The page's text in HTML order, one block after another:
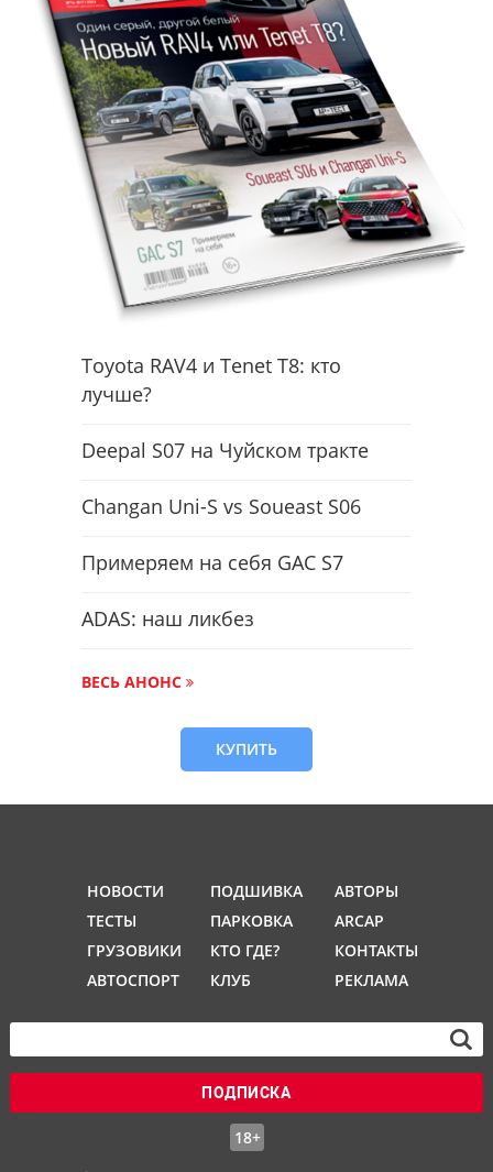
Toyota RAV4 и Tenet T8: кто
лучше?
Deepal S07 на Чуйском тракте
Changan Uni-S vs Soueast S06
Примеряем на себя GAC S7
ADAS: наш ликбез
ВЕСЬ АНОНС
КУПИТЬ
НОВОСТИ
ТЕСТЫ
ГРУЗОВИКИ
АВТОСПОРТ
ПОДШИВКА
ПАРКОВКА
КТО ГДЕ?
КЛУБ
АВТОРЫ
ARCAP
КОНТАКТЫ
РЕКЛАМА
ПОДПИСКА
18+